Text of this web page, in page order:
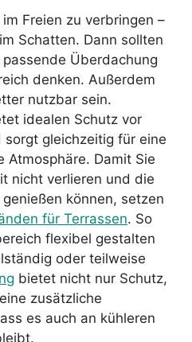
Freien zu verbringen –
Schatten. Dann sollten
Überdachung
denken. Außerdem
nutzbar sein.
idealen Schutz vor
sorgt gleichzeitig für eine
Atmosphäre. Damit Sie
nicht verlieren und die
können, setzen
für Terrassen. So
flexibel gestalten
oder teilweise
bietet nicht nur Schutz,
zusätzliche
es auch an kühleren